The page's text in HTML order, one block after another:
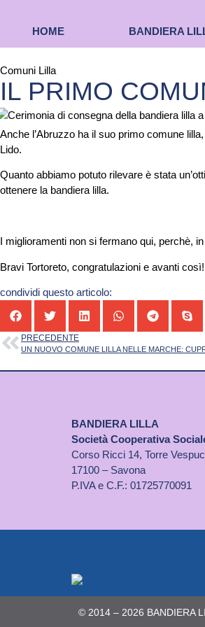
HOME BANDIERA
Comuni Lilla
IL PRIMO
Anche l’Abruzzo ha il suo primo comune
Lido.
Quanto abbiamo potuto rilevare è stata
ottenere la bandiera lilla.
I miglioramenti non si fermano qui, perchè,
Bravi Tortoreto, congratulazioni e avanti così!
condividi questo articolo:
PRECEDENTE
UN NUOVO COMUNE LILLA NELLE MARCHE:
BANDIERA LILLA
Società Cooperativa
Corso Ricci 14, Torre
17100 – Savona
P.IVA e C.F.: 01725770091
© 2014 – 2026 BANDIERA